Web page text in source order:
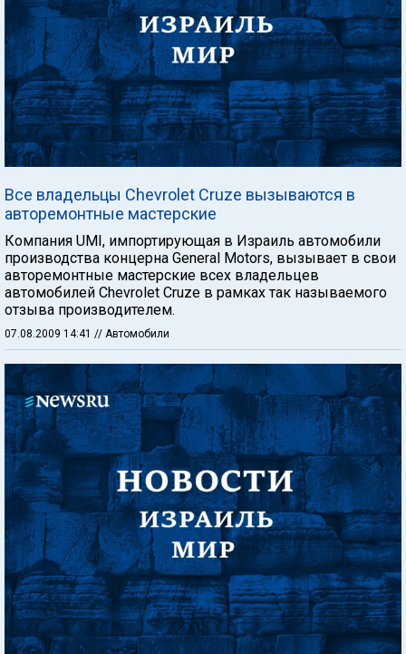
Все владельцы Chevrolet Cruze вызываются в
авторемонтные мастерские
Компания UMI, импортирующая в Израиль автомобили
производства концерна General Motors, вызывает в свои
авторемонтные мастерские всех владельцев
автомобилей Chevrolet Cruze в рамках так называемого
отзыва производителем.
07.08.2009 14:41 // Автомобили